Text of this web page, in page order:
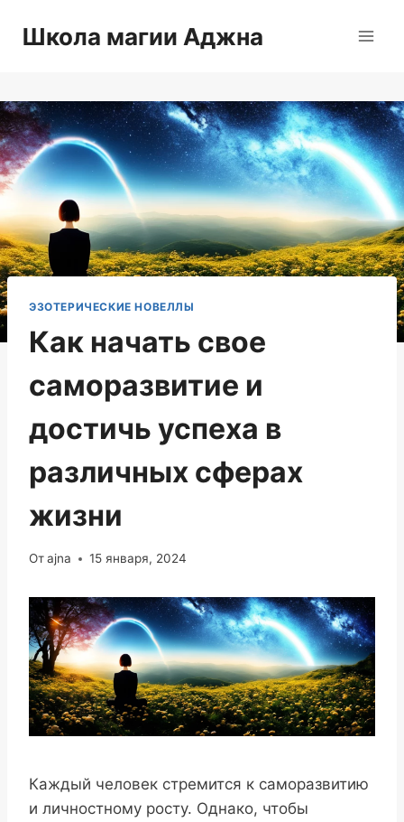
Школа магии Аджна
ЭЗОТЕРИЧЕСКИЕ НОВЕЛЛЫ
Как начать свое
саморазвитие и
достичь успеха в
различных сферах
жизни
Отajna 15 января, 2024
Каждый человек стремится к саморазвитию
и личностному росту. Однако, чтобы